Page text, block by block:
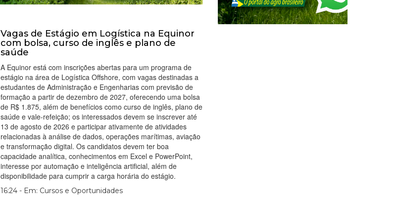
Vagas de Estágio em Logística na Equinor
com bolsa, curso de inglês e plano de
saúde
A Equinor está com inscrições abertas para um programa de
estágio na área de Logística Offshore, com vagas destinadas a
estudantes de Administração e Engenharias com previsão de
formação a partir de dezembro de 2027, oferecendo uma bolsa
de R$ 1.875, além de benefícios como curso de inglês, plano de
saúde e vale-refeição; os interessados devem se inscrever até
13 de agosto de 2026 e participar ativamente de atividades
relacionadas à análise de dados, operações marítimas, aviação
e transformação digital. Os candidatos devem ter boa
capacidade analítica, conhecimentos em Excel e PowerPoint,
interesse por automação e inteligência artificial, além de
disponibilidade para cumprir a carga horária do estágio.
16:24 - Em: Cursos e Oportunidades